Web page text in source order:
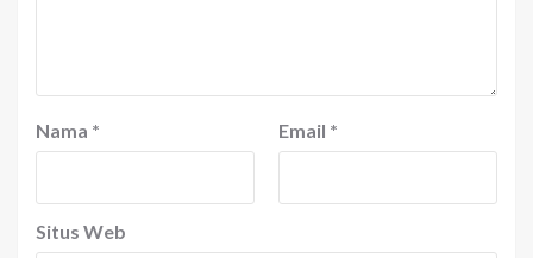
Nama * Email *
Situs Web